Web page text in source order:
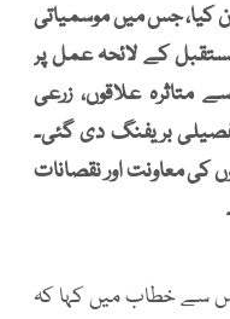
کیا، جس میں موسمیاتی
کے لائحہ عمل پر
متاثرہ علاقوں، زرعی
بریفنگ دی گئی۔
کی معاونت اور نقصانات
سے خطاب میں کہا کہ